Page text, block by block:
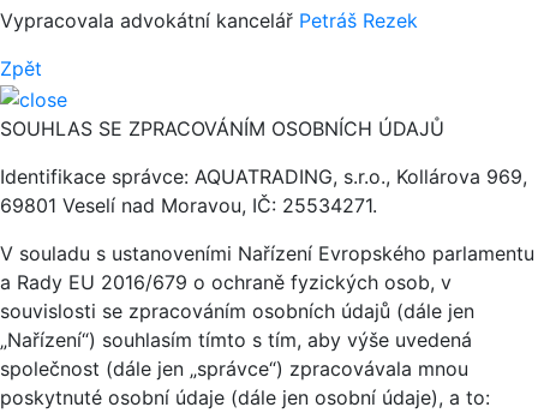
Vypracovala advokátní kancelář Petráš Rezek
Zpět
SOUHLAS SE ZPRACOVÁNÍM OSOBNÍCH ÚDAJŮ
Identifikace správce: AQUATRADING, s.r.o., Kollárova 969,
69801 Veselí nad Moravou, IČ: 25534271.
V souladu s ustanoveními Nařízení Evropského parlamentu
a Rady EU 2016/679 o ochraně fyzických osob, v
souvislosti se zpracováním osobních údajů (dále jen
„Nařízení“) souhlasím tímto s tím, aby výše uvedená
společnost (dále jen „správce“) zpracovávala mnou
poskytnuté osobní údaje (dále jen osobní údaje), a to: